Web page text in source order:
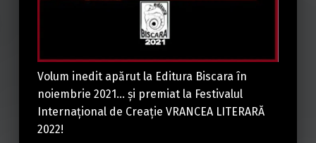
Volum inedit apărut la Editura Biscara în
noiembrie 2021… și premiat la Festivalul
Internațional de Creație VRANCEA LITERARĂ
2022!